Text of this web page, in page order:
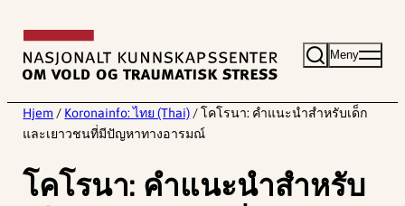
innhold
Meny
Hjem / Koronainfo: ไทย (Thai) / โคโรนา: คําแนะนําสําหรับเด็ก
และเยาวชนที่มีปัญหาทางอารมณ์
โคโรนา: คําแนะนําสําหรับ